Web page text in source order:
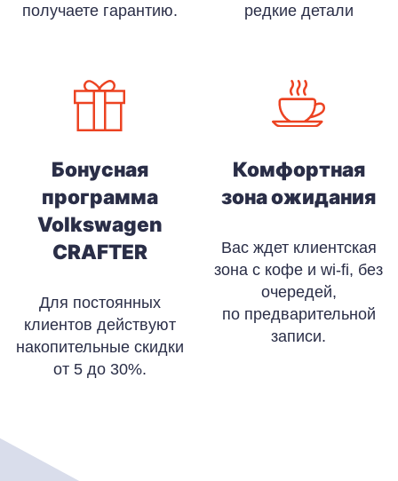
получаете гарантию.
Бонусная
программа
Volkswagen
CRAFTER
Для постоянных
клиентов действуют
накопительные скидки
от 5 до 30%.
редкие детали
Комфортная
зона ожидания
Вас ждет клиентская
зона с кофе и wi-fi, без
очередей,
по предварительной
записи.